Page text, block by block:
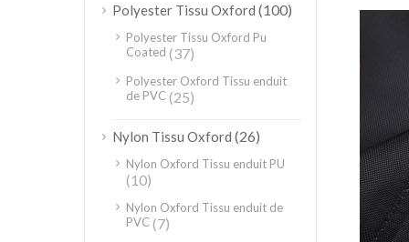
Polyester Tissu Oxford (100)
Polyester Tissu Oxford Pu
Coated (37)
Polyester Oxford Tissu enduit
de PVC(25)
Nylon Tissu Oxford (26)
Nylon Oxford Tissu enduit PU
(10)
Nylon Oxford Tissu enduit de
PVC(7)